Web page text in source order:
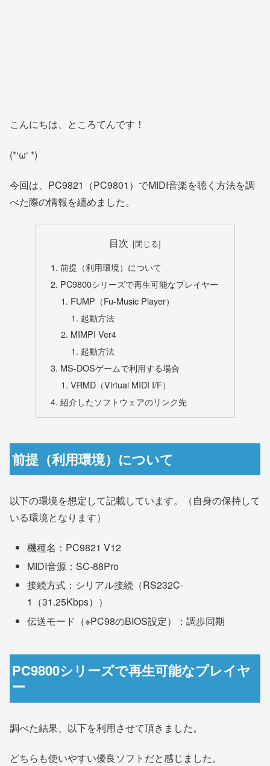
こんにちは、ところてんです！
(*‘ω‘ *)
今回は、PC9821（PC9801）でMIDI音楽を聴く方法を調
べた際の情報を纏めました。
目次
前提（利用環境）について
PC9800シリーズで再生可能なプレイヤー
FUMP（Fu-Music Player）
起動方法
MIMPI Ver4
起動方法
MS-DOSゲームで利用する場合
VRMD（Virtual MIDI I/F）
紹介したソフトウェアのリンク先
前提（利用環境）について
以下の環境を想定して記載しています。（自身の保持して
いる環境となります）
機種名：PC9821 V12
MIDI音源：SC-88Pro
接続方式：シリアル接続（RS232C-
1（31.25Kbps））
伝送モード（※PC98のBIOS設定）：調歩同期
PC9800シリーズで再生可能なプレイヤ
ー
調べた結果、以下を利用させて頂きました。
どちらも使いやすい優良ソフトだと感じました。